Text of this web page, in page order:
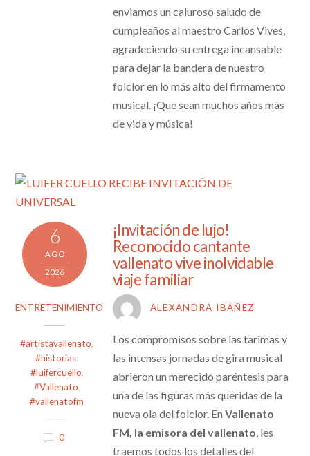
enviamos un caluroso saludo de
cumpleaños al maestro Carlos Vives,
agradeciendo su entrega incansable
para dejar la bandera de nuestro
folclor en lo más alto del firmamento
musical. ¡Que sean muchos años más
de vida y música!
6
AGO
2026
ENTRETENIMIENTO
#artistavallenato,
#historias,
#luifercuello,
#Vallenato,
#vallenatofm
0
¡Invitación de lujo!
Reconocido cantante
vallenato vive inolvidable
viaje familiar
ALEXANDRA IBÁÑEZ
Los compromisos sobre las tarimas y
las intensas jornadas de gira musical
abrieron un merecido paréntesis para
una de las figuras más queridas de la
nueva ola del folclor. En Vallenato
FM, la emisora del vallenato, les
traemos todos los detalles del